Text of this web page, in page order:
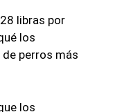
libras por
los
perros más
los